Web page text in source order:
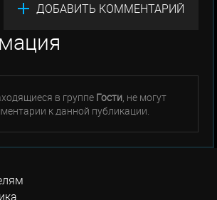
ДОБАВИТЬ КОММЕНТАРИЙ
в группе Гости, не могут
к данной публикации.